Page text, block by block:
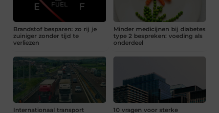
Brandstof besparen: zo rij je
zuiniger zonder tijd te
verliezen
Minder medicijnen bij diabetes
type 2 bespreken: voeding als
onderdeel
Internationaal transport
10 vragen voor sterke